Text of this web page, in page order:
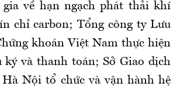
gia về hạn ngạch phát thải khí
chỉ carbon; Tổng công ty Lưu
khoán Việt Nam thực hiện
ký và thanh toán; Sở Giao dịch
Nội tổ chức và vận hành hệ